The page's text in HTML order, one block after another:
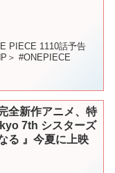
PIECE 1110話予告
＞ #ONEPIECE
全新作アニメ、特
7th シスターズ
る 』今夏に上映